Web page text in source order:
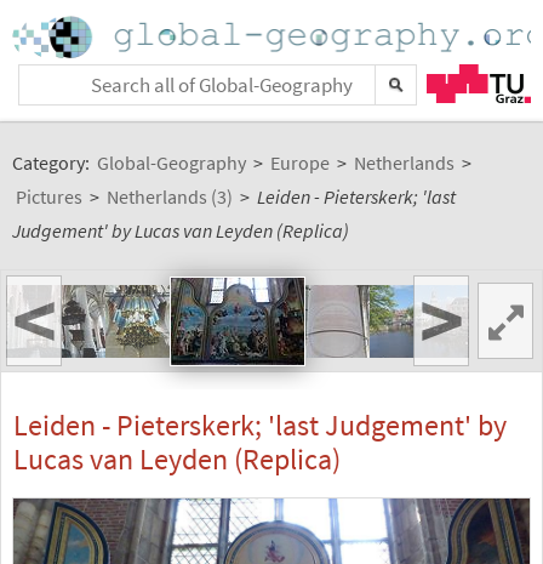
Category: Global-Geography > Europe > Netherlands >
Pictures > Netherlands (3) > Leiden - Pieterskerk; 'last
Judgement' by Lucas van Leyden (Replica)
< >
Leiden - Pieterskerk; 'last Judgement' by
Lucas van Leyden (Replica)